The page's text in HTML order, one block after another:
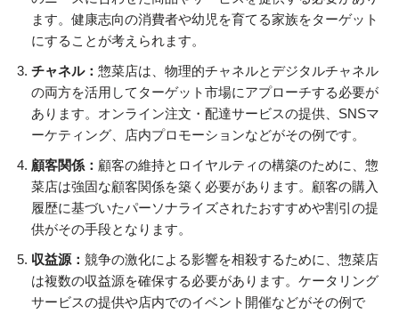
ます。健康志向の消費者や幼児を育てる家族をターゲット
にすることが考えられます。
チャネル： 惣菜店は、物理的チャネルとデジタルチャネル
の両方を活用してターゲット市場にアプローチする必要が
あります。オンライン注文・配達サービスの提供、SNSマ
ーケティング、店内プロモーションなどがその例です。
顧客関係： 顧客の維持とロイヤルティの構築のために、惣
菜店は強固な顧客関係を築く必要があります。顧客の購入
履歴に基づいたパーソナライズされたおすすめや割引の提
供がその手段となります。
収益源： 競争の激化による影響を相殺するために、惣菜店
は複数の収益源を確保する必要があります。ケータリング
サービスの提供や店内でのイベント開催などがその例で